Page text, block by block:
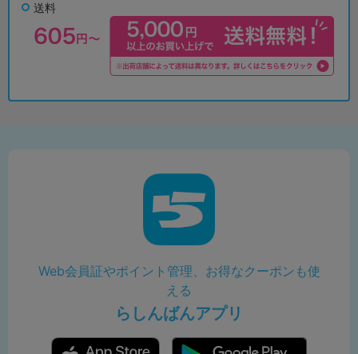
送料
Web会員証やポイント管理、お得なクーポンも使
える
らしんばんアプリ